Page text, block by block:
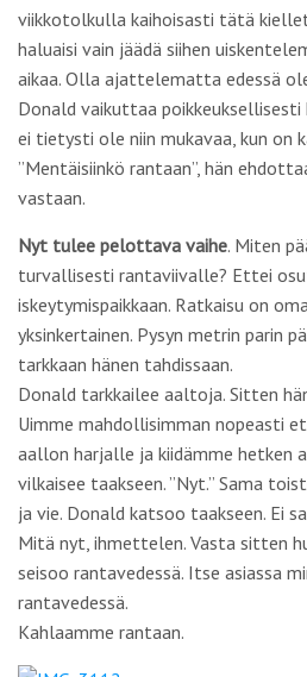
turvallisesti rantaviivalle? Ettei
iskeytymispaikkaan. Ratkaisu on
yksinkertainen. Pysyn metrin parin
tarkkaan hänen tahdissaan.
Donald tarkkailee aaltoja. Sitten
Uimme mahdollisimman nopeasti
aallon harjalle ja kiidämme hetken
ja vie. Donald katsoo taakseen. Ei
Mitä nyt, ihmettelen. Vasta sitten
seisoo rantavedessä. Itse asiassa
rantavedessä.
Kahlaamme rantaan.
Vene on ankkuroituna rannan
kyydissä. Venettä käytetään taas
vaiheessa ja vasta sen jälkeen se
muutaman tunnin päästä joskus
Saan kamerani: lähdöstä on useita
Haen repun ja saan taas Indiana
Annan Donaldin ja Donaldin sedän